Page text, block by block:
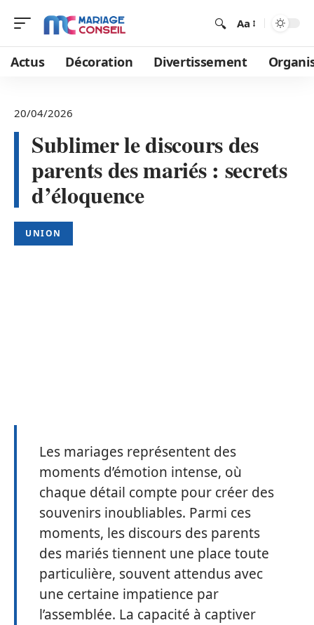
Aa
Actus Décoration Divertissement
20/04/2026
Sublimer le discours des
parents des mariés : secrets
d’éloquence
UNION
Les mariages représentent des
moments d’émotion intense, où
chaque détail compte pour créer des
souvenirs inoubliables. Parmi ces
moments, les discours des parents
des mariés tiennent une place toute
particulière, souvent attendus avec
une certaine impatience par
l’assemblée. La capacité à captiver